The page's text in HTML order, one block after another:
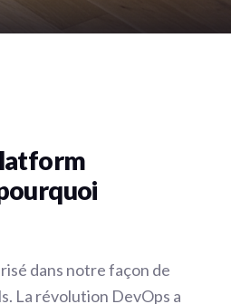
dans notre façon de
La révolution DevOps a